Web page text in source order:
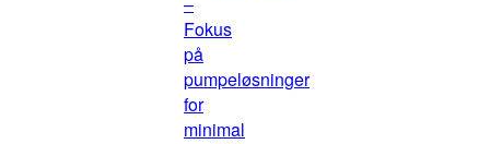
Fokus
på
pumpeløsninger
for
minimal